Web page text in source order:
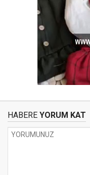
HABERE YORUM KAT